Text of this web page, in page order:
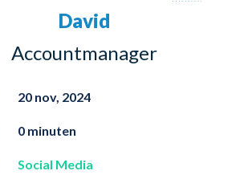
David
Accountmanager
20 nov, 2024
0 minuten
Social Media